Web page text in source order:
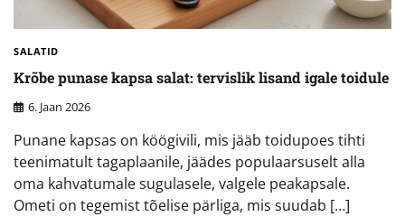
SALATID
Krõbe punase kapsa salat: tervislik lisand igale toidule
6. Jaan 2026
Punane kapsas on köögivili, mis jääb toidupoes tihti
teenimatult tagaplaanile, jäädes populaarsuselt alla
oma kahvatumale sugulasele, valgele peakapsale.
Ometi on tegemist tõelise pärliga, mis suudab […]